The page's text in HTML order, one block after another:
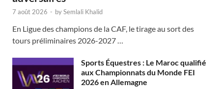
7 août 2026 - bySemlali Khalid
En Ligue des champions de la CAF, le tirage au sort des
tours préliminaires 2026-2027 …
Sports Équestres : Le Maroc qualifié
aux Championnats du Monde FEI
2026 en Allemagne